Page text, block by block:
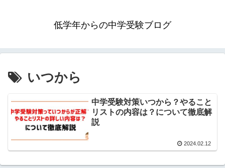
低学年からの中学受験ブログ
いつから
中学受験対策いつから？やること
リストの内容は？について徹底解
説
2024.02.12